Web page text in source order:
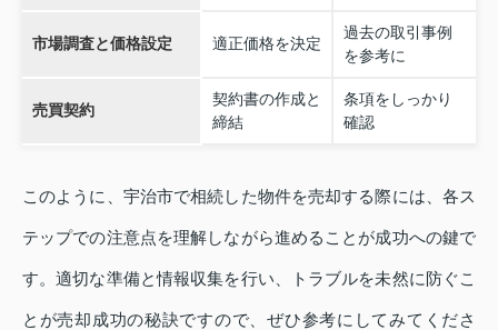
市場調査と価格設定 適正価格を決定
過去の取引事例
を参考に
売買契約
契約書の作成と
締結
条項をしっかり
確認
このように、宇治市で相続した物件を売却する際には、各ス
テップでの注意点を理解しながら進めることが成功への鍵で
す。適切な準備と情報収集を行い、トラブルを未然に防ぐこ
とが売却成功の秘訣ですので、ぜひ参考にしてみてくださ